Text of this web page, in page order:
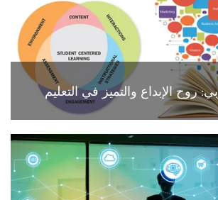
روح الإبداع والتميز في التعليم